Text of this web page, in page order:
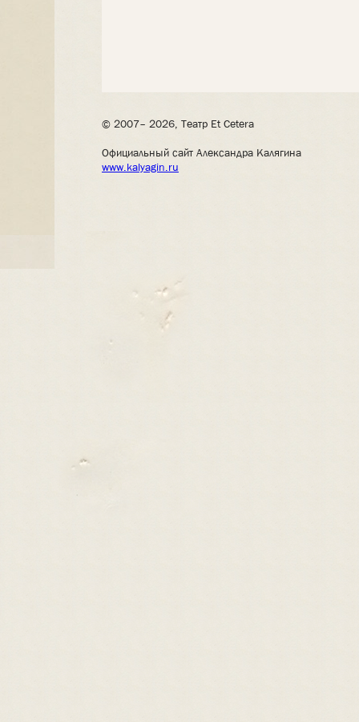
© 2007– 2026, Театр Et Cetera
Официальный сайт Александра Калягина
www.kalyagin.ru